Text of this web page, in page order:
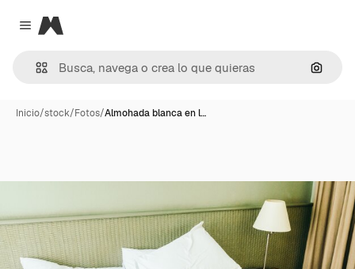
Close menu
Magnific
Inicio/stock/Fotos/Almohada blanca en l…